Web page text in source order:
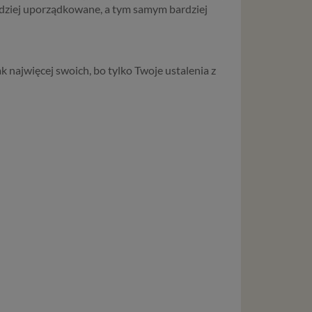
uporządkowane, a tym samym bardziej
najwięcej swoich, bo tylko Twoje ustalenia z
na
o